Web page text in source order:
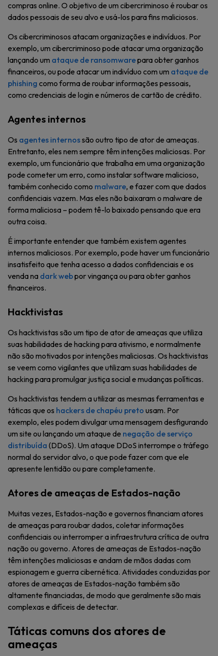
compras online. O objetivo de um cibercriminoso é roubar os
dados pessoais de seu alvo e usá-los para fins maliciosos.
Os cibercriminosos atacam organizações e indivíduos. Por
exemplo, um cibercriminoso pode atacar uma organização
lançando um ataque de ransomwarepara obter ganhos
financeiros, ou pode atacar um indivíduo com um ataque de
phishing como forma de roubar informações pessoais,
como credenciais de login e números de cartão de crédito.
Agentes internos
Os agentes internossão outro tipo de ator de ameaças.
Entretanto, eles nem sempre têm intenções maliciosas. Por
exemplo, um funcionário que trabalha em uma organização
pode cometer um erro, como instalar software malicioso,
também conhecido como malware, e fazer com que dados
confidenciais vazem. Mas eles não baixaram o malware de
forma maliciosa – podem tê-lo baixado pensando que era
outra coisa.
É importante entender que também existem agentes
internos maliciosos. Por exemplo, pode haver um funcionário
insatisfeito que tenha acesso a dados confidenciais e os
venda na dark webpor vingança ou para obter ganhos
financeiros.
Hacktivistas
Os hacktivistas são um tipo de ator de ameaças que utiliza
suas habilidades de hacking para ativismo, e normalmente
não são motivados por intenções maliciosas. Os hacktivistas
se veem como vigilantes que utilizam suas habilidades de
hacking para promulgar justiça social e mudanças políticas.
Os hacktivistas tendem a utilizar as mesmas ferramentas e
táticas que os hackers de chapéu preto usam. Por
exemplo, eles podem divulgar uma mensagem desfigurando
um site ou lançando um ataque de negação de serviço
distribuída (DDoS). Um ataque DDoS interrompe o tráfego
normal do servidor alvo, o que pode fazer com que ele
apresente lentidão ou pare completamente.
Atores de ameaças de Estados-nação
Muitas vezes, Estados-nação e governos financiam atores
de ameaças para roubar dados, coletar informações
confidenciais ou interromper a infraestrutura crítica de outra
nação ou governo. Atores de ameaças de Estados-nação
têm intenções maliciosas e andam de mãos dadas com
espionagem e guerra cibernética. Atividades conduzidas por
atores de ameaças de Estados-nação também são
altamente financiadas, de modo que geralmente são mais
complexas e difíceis de detectar.
Táticas comuns dos atores de
ameaças